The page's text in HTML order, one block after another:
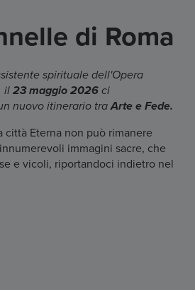
di Roma
spirituale dell'Opera
il 23 maggio 2026 ci
nuovo itinerario traArte e Fede.
Eterna non può rimanere
immagini sacre, che
e vicoli, riportandoci indietro nel